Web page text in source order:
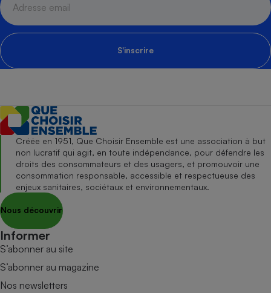
S'inscrire
Créée en 1951, Que Choisir Ensemble est une association à but
non lucratif qui agit, en toute indépendance, pour défendre les
droits des consommateurs et des usagers, et promouvoir une
consommation responsable, accessible et respectueuse des
enjeux sanitaires, sociétaux et environnementaux.
Nous découvrir
Informer
S’abonner au site
S’abonner au magazine
Nos newsletters